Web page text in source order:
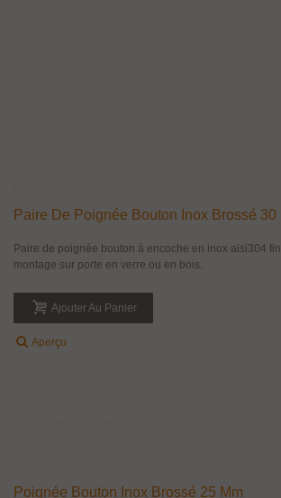
Paire De Poignée Bouton Inox Brossé 30
Paire de poignée bouton à encoche en inox aisi304
montage sur porte en verre ou en bois.
Ajouter Au Panier
Aperçu